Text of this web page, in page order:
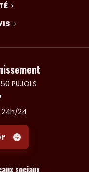
PUJOLS
24h/24
sociaux